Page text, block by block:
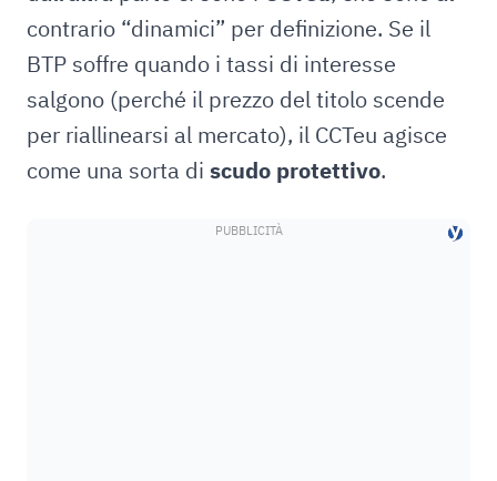
contrario “dinamici” per definizione. Se il
BTP soffre quando i tassi di interesse
salgono (perché il prezzo del titolo scende
per riallinearsi al mercato), il CCTeu agisce
come una sorta di scudo protettivo.